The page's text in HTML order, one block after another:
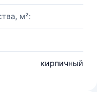
м²:
кирпичный